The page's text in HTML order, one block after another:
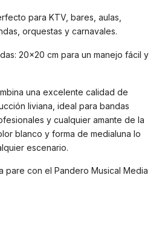
para KTV, bares, aulas,
orquestas y carnavales.
20x20 cm para un manejo fácil y
una excelente calidad de
liviana, ideal para bandas
y cualquier amante de la
blanco y forma de medialuna lo
escenario.
pare con el Pandero Musical Media